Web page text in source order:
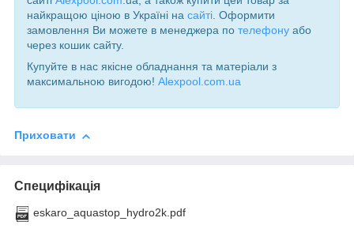
найкращою ціною в Україні на сайті. Оформити
замовлення Ви можете в менеджера по телефону або
через кошик сайту.
Купуйте в нас якісне обладнання та матеріали з
максимальною вигодою! Alexpool.com.ua
Приховати
Специфікація
eskaro_aquastop_hydro2k.pdf